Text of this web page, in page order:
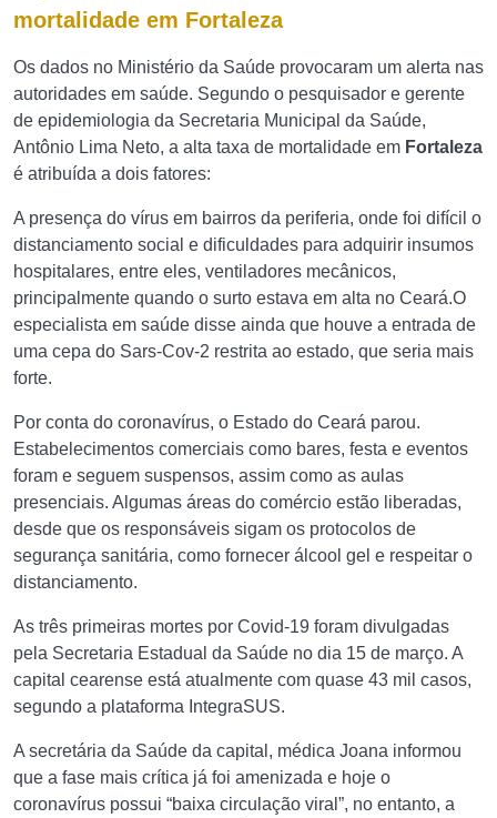
mortalidade em Fortaleza
Os dados no Ministério da Saúde provocaram um alerta nas
autoridades em saúde. Segundo o pesquisador e gerente
de epidemiologia da Secretaria Municipal da Saúde,
Antônio Lima Neto, a alta taxa de mortalidade em Fortaleza
é atribuída a dois fatores:
A presença do vírus em bairros da periferia, onde foi difícil o
distanciamento social e dificuldades para adquirir insumos
hospitalares, entre eles, ventiladores mecânicos,
principalmente quando o surto estava em alta no Ceará.O
especialista em saúde disse ainda que houve a entrada de
uma cepa do Sars-Cov-2 restrita ao estado, que seria mais
forte.
Por conta do coronavírus, o Estado do Ceará parou.
Estabelecimentos comerciais como bares, festa e eventos
foram e seguem suspensos, assim como as aulas
presenciais. Algumas áreas do comércio estão liberadas,
desde que os responsáveis sigam os protocolos de
segurança sanitária, como fornecer álcool gel e respeitar o
distanciamento.
As três primeiras mortes por Covid-19 foram divulgadas
pela Secretaria Estadual da Saúde no dia 15 de março. A
capital cearense está atualmente com quase 43 mil casos,
segundo a plataforma IntegraSUS.
A secretária da Saúde da capital, médica Joana informou
que a fase mais crítica já foi amenizada e hoje o
coronavírus possui “baixa circulação viral”, no entanto, a